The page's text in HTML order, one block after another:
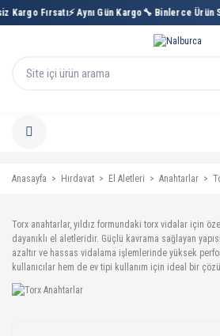
Kargo Fırsatı⚡ Aynı Gün Kargo🔧 Binlerce Ürün
Anasayfa Hırdavat El Aletleri Anahtarlar
Torx anahtarlar, yıldız formundaki torx vidalar için
dayanıklı el aletleridir. Güçlü kavrama sağlayan
azaltır ve hassas vidalama işlemlerinde yüksek
kullanıcılar hem de ev tipi kullanım için ideal bir